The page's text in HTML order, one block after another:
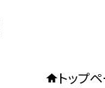
トップ